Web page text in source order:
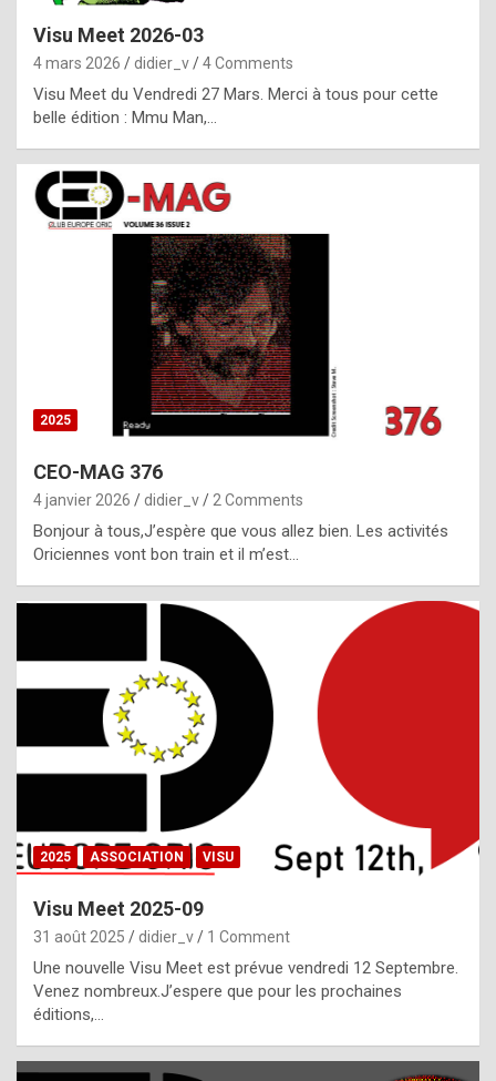
p
l
c
h
i
s
t
o
r
p
e
c
i
l
,
g
h
t
f
Visu Meet 2026-03
4 mars 2026 didier_v 4 Comments
Visu Meet du Vendredi 27 Mars. Merci à tous pour cette
belle édition : Mmu Man,…
2025
CEO-MAG 376
4 janvier 2026 didier_v 2 Comments
Bonjour à tous,J’espère que vous allez bien. Les activités
Oriciennes vont bon train et il m’est…
2025 ASSOCIATION VISU
Visu Meet 2025-09
31 août 2025 didier_v 1 Comment
Une nouvelle Visu Meet est prévue vendredi 12 Septembre.
Venez nombreux.J’espere que pour les prochaines
éditions,…